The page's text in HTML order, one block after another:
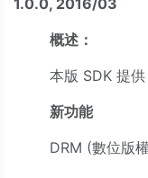
概述：
本版 SDK 提
新功能
DRM (數位版